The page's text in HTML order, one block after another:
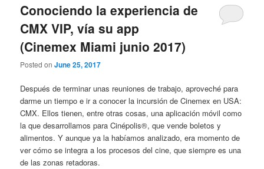
Conociendo la experiencia de
CMX VIP, vía su app
(Cinemex Miami junio 2017)
Posted onJune 25, 2017
Después de terminar unas reuniones de trabajo, aproveché para
darme un tiempo e ir a conocer la incursión de Cinemex en USA:
CMX. Ellos tienen, entre otras cosas, una aplicación móvil como
la que desarrollamos para Cinépolis®, que vende boletos y
alimentos. Y aunque ya la habíamos analizado, era momento de
ver cómo se integra a los procesos del cine, que siempre es una
de las zonas retadoras.